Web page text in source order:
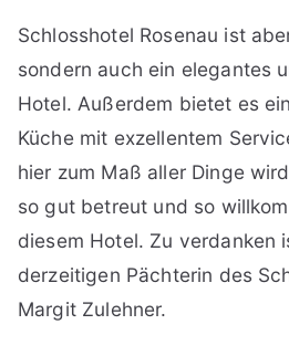
Schlosshotel Rosenau ist
sondern auch ein elegantes
Hotel. Außerdem bietet es
Küche mit exzellentem
hier zum Maß aller Dinge
so gut betreut und so
diesem Hotel. Zu verdanken
derzeitigen Pächterin des
Margit Zulehner.